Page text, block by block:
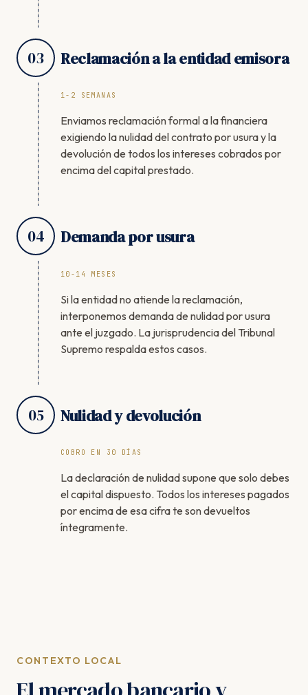
03 Reclamación a la entidad emisora
1-2 SEMANAS
Enviamos reclamación formal a la financiera
exigiendo la nulidad del contrato por usura y la
devolución de todos los intereses cobrados por
encima del capital prestado.
04 Demanda por usura
10-14 MESES
Si la entidad no atiende la reclamación,
interponemos demanda de nulidad por usura
ante el juzgado. La jurisprudencia del Tribunal
Supremo respalda estos casos.
05 Nulidad y devolución
COBRO EN 30 DÍAS
La declaración de nulidad supone que solo debes
el capital dispuesto. Todos los intereses pagados
por encima de esa cifra te son devueltos
íntegramente.
CONTEXTO LOCAL